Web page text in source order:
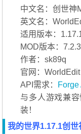
中文名：创世神
英文名：
适用版本：
MOD版本：7.2.3
作者：sk89q
官网：WorldEdit
API需求： Forge
与多人游戏兼
装！
我的世界1.17.1创世